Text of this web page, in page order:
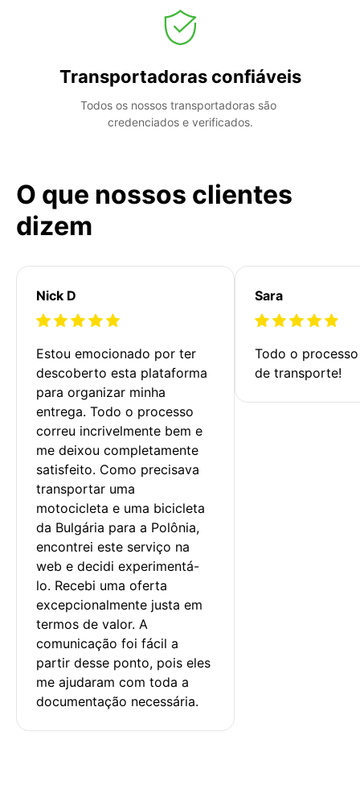
Transportadoras confiáveis
Todos os nossos transportadoras são
credenciados e verificados.
O que nossos clientes
dizem
Nick D
Estou emocionado por ter
descoberto esta plataforma
para organizar minha
entrega. Todo o processo
correu incrivelmente bem e
me deixou completamente
satisfeito. Como precisava
transportar uma
motocicleta e uma bicicleta
da Bulgária para a Polônia,
encontrei este serviço na
web e decidi experimentá-
lo. Recebi uma oferta
excepcionalmente justa em
termos de valor. A
comunicação foi fácil a
partir desse ponto, pois eles
me ajudaram com toda a
documentação necessária.
Sara
Todo o
de transporte!